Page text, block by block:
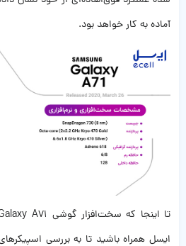
آماده به کار خواهد بود.
ایسل همراه باشید تا به بررسی